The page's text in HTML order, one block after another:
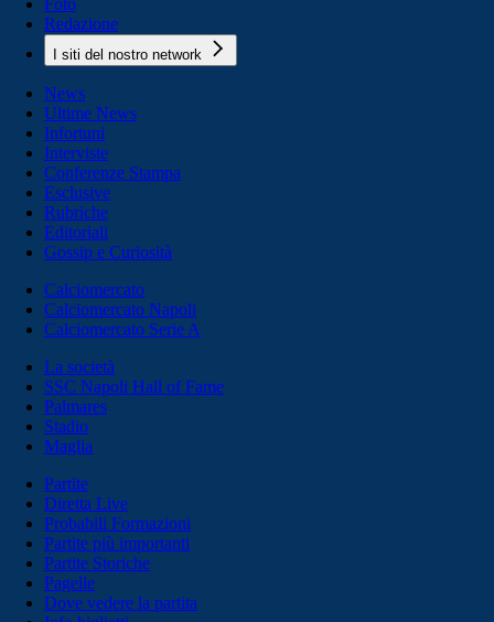
Foto
Redazione
I siti del nostro network
News
Ultime News
Infortuni
Interviste
Conferenze Stampa
Esclusive
Rubriche
Editoriali
Gossip e Curiosità
Calciomercato
Calciomercato Napoli
Calciomercato Serie A
La società
SSC Napoli Hall of Fame
Palmares
Stadio
Maglia
Partite
Diretta Live
Probabili Formazioni
Partite più importanti
Partite Storiche
Pagelle
Dove vedere la partita